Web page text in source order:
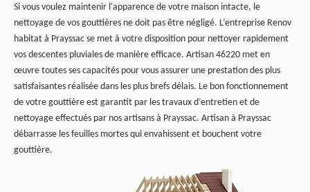
Si vous voulez maintenir l'apparence de votre maison intacte, le
nettoyage de vos gouttières ne doit pas être négligé. L’entreprise Renov
habitat à Prayssac se met à votre disposition pour nettoyer rapidement
vos descentes pluviales de manière efficace. Artisan 46220 met en
œuvre toutes ses capacités pour vous assurer une prestation des plus
satisfaisantes réalisée dans les plus brefs délais. Le bon fonctionnement
de votre gouttière est garantit par les travaux d’entretien et de
nettoyage effectués par nos artisans à Prayssac. Artisan à Prayssac
débarrasse les feuilles mortes qui envahissent et bouchent votre
gouttière.